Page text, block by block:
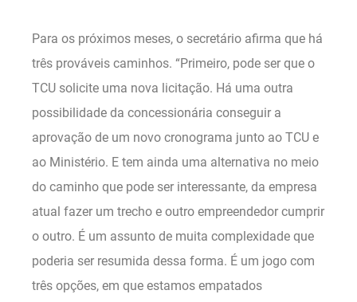
Para os próximos meses, o secretário afirma que há
três prováveis caminhos. “Primeiro, pode ser que o
TCU solicite uma nova licitação. Há uma outra
possibilidade da concessionária conseguir a
aprovação de um novo cronograma junto ao TCU e
ao Ministério. E tem ainda uma alternativa no meio
do caminho que pode ser interessante, da empresa
atual fazer um trecho e outro empreendedor cumprir
o outro. É um assunto de muita complexidade que
poderia ser resumida dessa forma. É um jogo com
três opções, em que estamos empatados